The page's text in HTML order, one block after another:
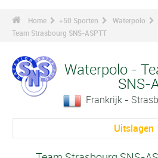
Home +50 Sporten Waterpolo
Team Strasbourg SNS-ASPTT
Waterpolo -
SNS-
Frankrijk -
Uitslagen